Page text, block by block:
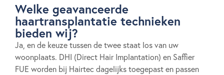
Welke geavanceerde
haartransplantatie technieken
bieden wij?
Ja, en de keuze tussen de twee staat los van uw
woonplaats. DHI (Direct Hair Implantation) en Saffier
FUE worden bij Hairtec dagelijks toegepast en passen